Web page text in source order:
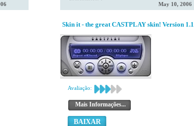
May 10, 2006
Skin it - the great CASTPLAY skin! Version 1.1
Avaliação:
Mais Informações...
BAIXAR